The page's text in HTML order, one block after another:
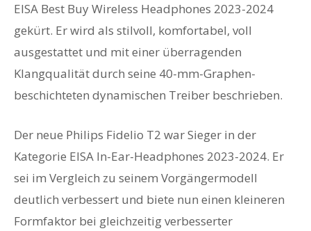
EISA Best Buy Wireless Headphones 2023-2024
gekürt. Er wird als stilvoll, komfortabel, voll
ausgestattet und mit einer überragenden
Klangqualität durch seine 40-mm-Graphen-
beschichteten dynamischen Treiber beschrieben.
Der neue Philips Fidelio T2 war Sieger in der
Kategorie EISA In-Ear-Headphones 2023-2024. Er
sei im Vergleich zu seinem Vorgängermodell
deutlich verbessert und biete nun einen kleineren
Formfaktor bei gleichzeitig verbesserter